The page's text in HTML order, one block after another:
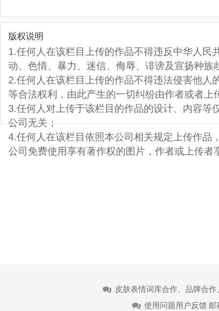
版权说明
1.任何人在该栏目上传的作品不得违反中华人民
动、色情、暴力、迷信、侮辱、诽谤及宣扬种族
2.任何人在该栏目上传的作品不得违法侵害他人
等合法权利，由此产生的一切纠纷由作者或者上
3.任何人对上传于该栏目的作品的设计、内容等
公司无关；
4.任何人在该栏目依照本公司相关规定上传作品
公司免费使用享有著作权的图片，作者或上传者
皮肤表情词库合作、品牌合
使用问题用户反馈 邮